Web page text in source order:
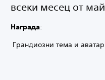
всеки месец от
Награда:
Грандиозни тема и